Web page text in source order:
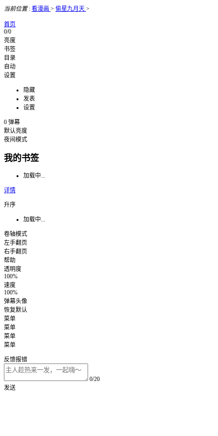
当前位置: 看漫画 > 偷星九月天 >
首页
0/0
亮度
书签
目录
自动
设置
隐藏
发表
设置
0 弹幕
默认亮度
夜间模式
我的书签
加载中...
详情
升序
加载中...
卷轴模式
左手翻页
右手翻页
帮助
透明度
100%
速度
100%
弹幕头像
恢复默认
菜单
菜单
菜单
菜单
反馈报错
0/20
发送